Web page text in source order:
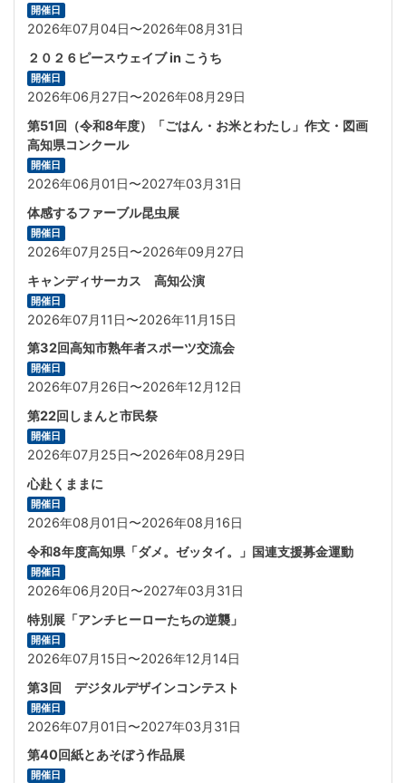
開催日
2026年07月04日〜2026年08月31日
２０２６ピースウェイブ in こうち
開催日
2026年06月27日〜2026年08月29日
第51回（令和8年度）「ごはん・お米とわたし」作文・図画
高知県コンクール
開催日
2026年06月01日〜2027年03月31日
体感するファーブル昆虫展
開催日
2026年07月25日〜2026年09月27日
キャンディサーカス 高知公演
開催日
2026年07月11日〜2026年11月15日
第32回高知市熟年者スポーツ交流会
開催日
2026年07月26日〜2026年12月12日
第22回しまんと市民祭
開催日
2026年07月25日〜2026年08月29日
心赴くままに
開催日
2026年08月01日〜2026年08月16日
令和8年度高知県「ダメ。ゼッタイ。」国連支援募金運動
開催日
2026年06月20日〜2027年03月31日
特別展「アンチヒーローたちの逆襲」
開催日
2026年07月15日〜2026年12月14日
第3回 デジタルデザインコンテスト
開催日
2026年07月01日〜2027年03月31日
第40回紙とあそぼう作品展
開催日